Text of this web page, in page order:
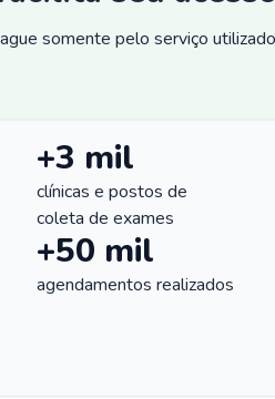
somente pelo serviço
+3 mil
clínicas e postos de
coleta de exames
+50 mil
agendamentos realizados